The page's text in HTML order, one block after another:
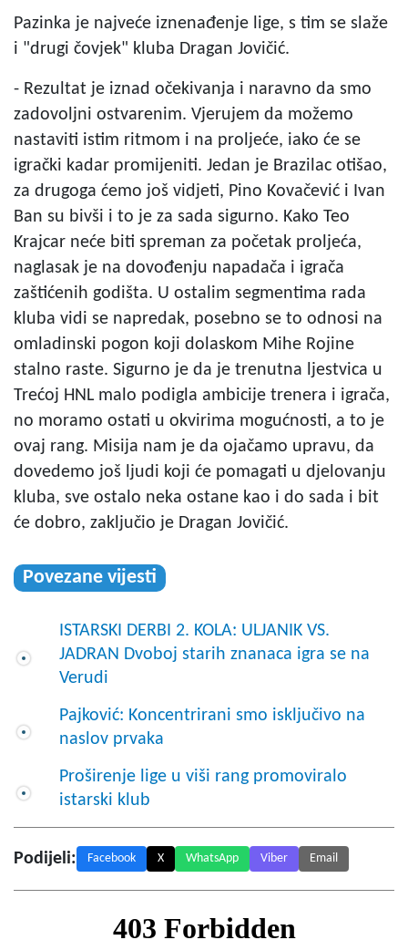
Pazinka je najveće iznenađenje lige, s tim se slaže
i "drugi čovjek" kluba Dragan Jovičić.
- Rezultat je iznad očekivanja i naravno da smo
zadovoljni ostvarenim. Vjerujem da možemo
nastaviti istim ritmom i na proljeće, iako će se
igrački kadar promijeniti. Jedan je Brazilac otišao,
za drugoga ćemo još vidjeti, Pino Kovačević i Ivan
Ban su bivši i to je za sada sigurno. Kako Teo
Krajcar neće biti spreman za početak proljeća,
naglasak je na dovođenju napadača i igrača
zaštićenih godišta. U ostalim segmentima rada
kluba vidi se napredak, posebno se to odnosi na
omladinski pogon koji dolaskom Mihe Rojine
stalno raste. Sigurno je da je trenutna ljestvica u
Trećoj HNL malo podigla ambicije trenera i igrača,
no moramo ostati u okvirima mogućnosti, a to je
ovaj rang. Misija nam je da ojačamo upravu, da
dovedemo još ljudi koji će pomagati u djelovanju
kluba, sve ostalo neka ostane kao i do sada i bit
će dobro, zaključio je Dragan Jovičić.
Povezane vijesti
ISTARSKI DERBI 2. KOLA: ULJANIK VS.
JADRAN Dvoboj starih znanaca igra se na
Verudi
Pajković: Koncentrirani smo isključivo na
naslov prvaka
Proširenje lige u viši rang promoviralo
istarski klub
Podijeli: Facebook X WhatsApp Viber Email